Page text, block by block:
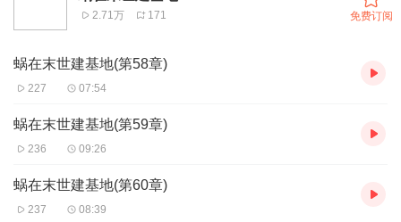
2.71万 171 免费订阅
蜗在末世建基地(第58章)
227 07:54
蜗在末世建基地(第59章)
236 09:26
蜗在末世建基地(第60章)
237 08:39